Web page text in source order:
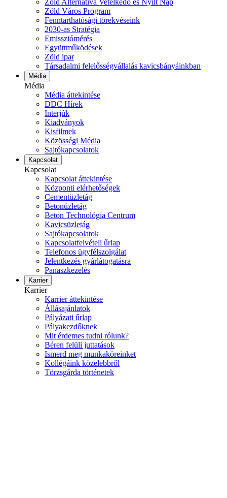
Zöld Alternatíva Vetélkedő és Nyílt Nap
Zöld Város Program
Fenntarthatósági törekvéseink
2030-as Stratégia
Emissziómérés
Együttműködések
Zöld ipar
Társadalmi felelősségvállalás kavicsbányáinkban
Média
Média
Média áttekintése
DDC Hírek
Interjúk
Kiadványok
Kisfilmek
Közösségi Média
Sajtókapcsolatok
Kapcsolat
Kapcsolat
Kapcsolat áttekintése
Központi elérhetőségek
Cementüzletág
Betonüzletág
Beton Technológia Centrum
Kavicsüzletág
Sajtókapcsolatok
Kapcsolatfelvételi űrlap
Telefonos ügyfélszolgálat
Jelentkezés gyárlátogatásra
Panaszkezelés
Karrier
Karrier
Karrier áttekintése
Állásajánlatok
Pályázati űrlap
Pályakezdőknek
Mit érdemes tudni rólunk?
Béren felüli juttatások
Ismerd meg munkaköreinket
Kollégáink közelebbről
Törzsgárda történetek